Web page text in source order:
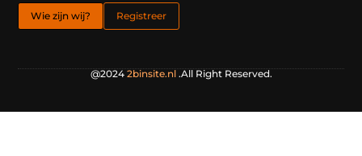
Wie zijn wij? Registreer
@2024 2binsite.nl.All Right Reserved.